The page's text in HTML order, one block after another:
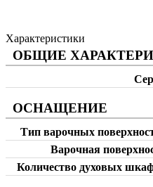
Характеристики
ОБЩИЕ
ОСНАЩЕНИЕ
Тип варочных
Варочная
Количество духовых